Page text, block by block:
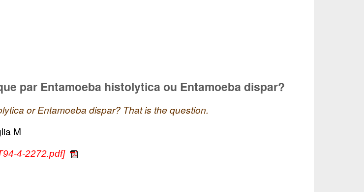
par Entamoeba histolytica ou Entamoeba dispar?
or Entamoeba dispar? That is the question.
M
4-2272.pdf]